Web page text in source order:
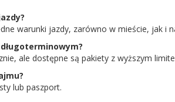
warunki jazdy, zarówno w mieście, jak i
ale dostępne są pakiety z wyższym
lub paszport.